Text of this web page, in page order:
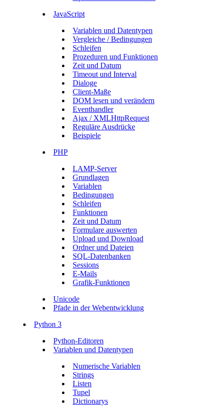
JavaScript
Variablen und Datentypen
Vergleiche / Bedingungen
Schleifen
Prozeduren und Funktionen
Zeit und Datum
Timeout und Interval
Dialoge
Client-Maße
DOM lesen und verändern
Eventhandler
Ajax / XMLHttpRequest
Reguläre Ausdrücke
Beispiele
PHP
LAMP-Server
Grundlagen
Variablen
Bedingungen
Schleifen
Funktionen
Zeit und Datum
Formulare auswerten
Upload und Download
Ordner und Dateien
SQL-Datenbanken
Sessions
E-Mails
Grafik-Funktionen
Unicode
Pfade in der Webentwicklung
Python 3
Python-Editoren
Variablen und Datentypen
Numerische Variablen
Strings
Listen
Tupel
Dictionarys